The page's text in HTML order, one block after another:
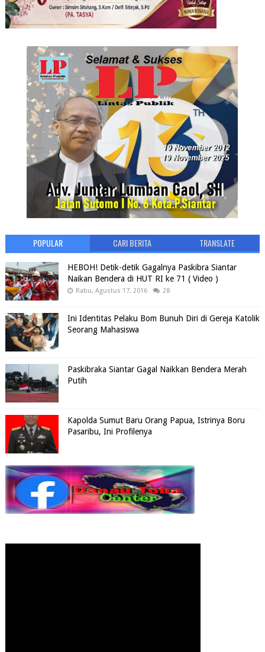
POPULAR CARI BERITA TRANSLATE
HEBOH! Detik-detik Gagalnya Paskibra Siantar
Naikan Bendera di HUT RI ke 71 ( Video )
Rabu, Agustus 17, 2016 28
Ini Identitas Pelaku Bom Bunuh Diri di Gereja Katolik
Seorang Mahasiswa
Paskibraka Siantar Gagal Naikkan Bendera Merah
Putih
Kapolda Sumut Baru Orang Papua, Istrinya Boru
Pasaribu, Ini Profilenya